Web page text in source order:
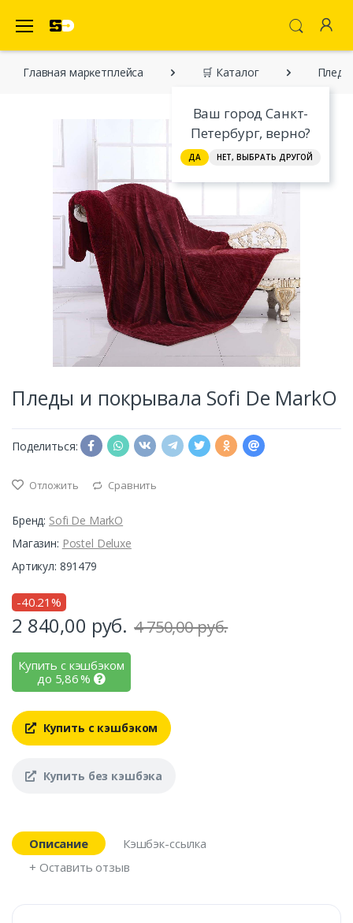
Ваш город Санкт-
Петербург, верно?
ДА НЕТ, ВЫБРАТЬ ДРУГОЙ
Главная марĸетплейса 🛒 Каталог
Пледы и покрывала Sofi De MarkO
Поделиться:
Отложить Сравнить
Бренд: Sofi De MarkO
Магазин: Postel Deluxe
Артикул: 891479
-40.21%
2 840,00 руб. 4 750,00 руб.
Купить с кэшбэком
до 5,86%
Купить с кэшбэком
Купить без кэшбэка
Описание
Кэшбэк-ссылка
+ Оставить отзыв